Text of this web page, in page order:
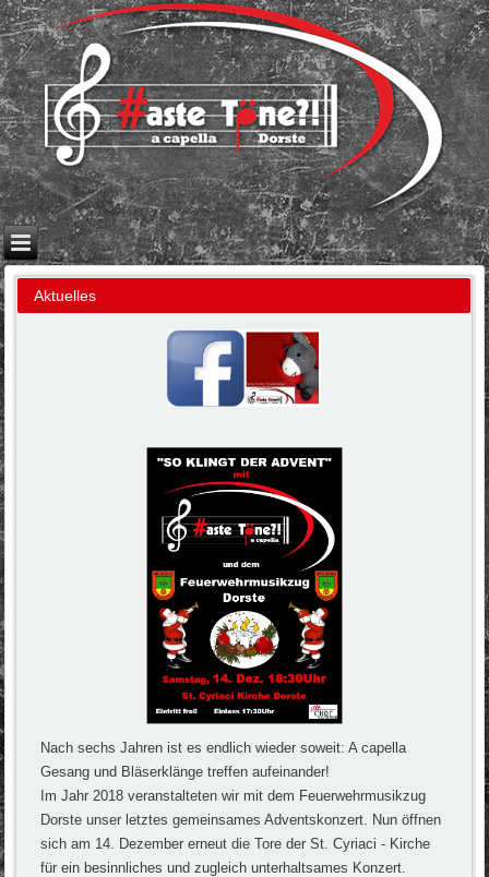
Aktuelles
Nach sechs Jahren ist es endlich wieder soweit: A capella
Gesang und Bläserklänge treffen aufeinander!
Im Jahr 2018 veranstalteten wir mit dem Feuerwehrmusikzug
Dorste unser letztes gemeinsames Adventskonzert. Nun öffnen
sich am 14. Dezember erneut die Tore der St. Cyriaci - Kirche
für ein besinnliches und zugleich unterhaltsames Konzert.